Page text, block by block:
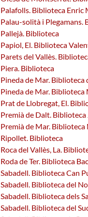
Palafolls. Biblioteca Enric
Palau-solità i Plegamans.
Pallejà. Biblioteca
Papiol, El. Biblioteca
Parets del Vallès.
Piera. Biblioteca
Pineda de Mar. Biblioteca
Pineda de Mar. Biblioteca
Prat de Llobregat, El.
Premià de Dalt. Biblioteca
Premià de Mar.
Ripollet. Biblioteca
Roca del Vallès, La.
Roda de Ter. Biblioteca
Sabadell. Biblioteca Can
Sabadell. Biblioteca del
Sabadell. Biblioteca dels
Sabadell. Biblioteca del